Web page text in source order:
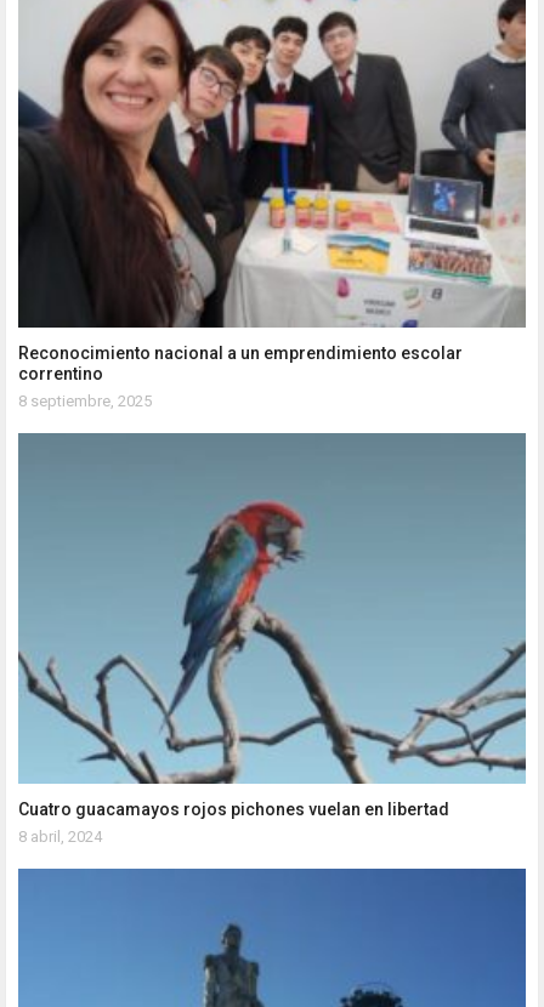
Reconocimiento nacional a un emprendimiento escolar
correntino
8 septiembre, 2025
Cuatro guacamayos rojos pichones vuelan en libertad
8 abril, 2024